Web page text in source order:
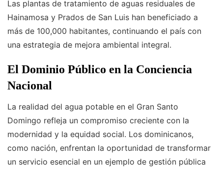
Las plantas de tratamiento de aguas residuales de
Hainamosa y Prados de San Luis han beneficiado a
más de 100,000 habitantes, continuando el país con
una estrategia de mejora ambiental integral.
El Dominio Público en la Conciencia
Nacional
La realidad del agua potable en el Gran Santo
Domingo refleja un compromiso creciente con la
modernidad y la equidad social. Los dominicanos,
como nación, enfrentan la oportunidad de transformar
un servicio esencial en un ejemplo de gestión pública